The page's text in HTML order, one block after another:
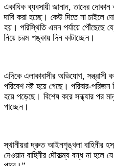
একাধিক ব্যবসায়ী জানান, তাদের দোকান
দাবি করা হচ্ছে। কেউ দিতে না চাইলে
হয়। পরিস্থিতি এমন পর্যায়ে পৌঁছেছে
নিয়ে চরম শঙ্কায় দিন কাটাচ্ছেন।
এদিকে এলাকাবাসীর অভিযোগ, সন্ত্রাসী
পরিবেশ নষ্ট হয়ে গেছে। পরিবার-পরিজন
হয়ে পড়েছে। বিশেষ করে সন্ধ্যার পর
পাচ্ছেন।
স্থানীয়রা দ্রুত আইনশৃঙ্খলা বাহিনীর
দেওয়ান বাহিনীর দৌরাত্ম্য বন্ধ না